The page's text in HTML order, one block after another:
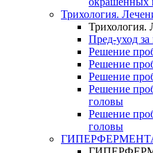
Трихология.
Трихология.
Пред-уход
Решение
Решение
Решение
Решение
головы
Решение
головы